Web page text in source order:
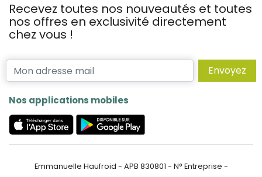
Recevez toutes nos nouveautés et toutes
nos offres en exclusivité directement
chez vous !
Envoyez
Nos applications mobiles
Emmanuelle Haufroid - APB 830801 - N° Entreprise -